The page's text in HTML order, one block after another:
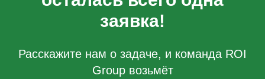
заявка!
Расскажите нам о задаче, и команда ROI
Group возьмёт